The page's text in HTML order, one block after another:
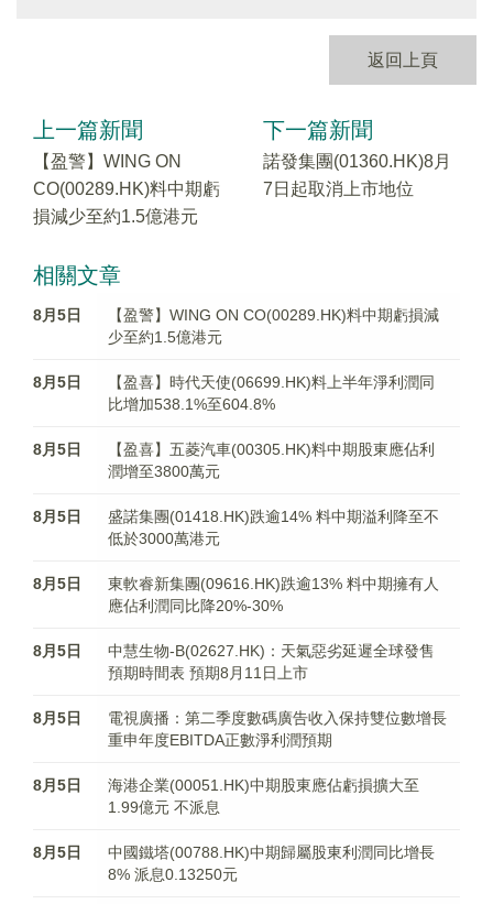
返回上頁
上一篇新聞
【盈警】WING ON
CO(00289.HK)料中期虧
損減少至約1.5億港元
下一篇新聞
諾發集團(01360.HK)8月
7日起取消上市地位
相關文章
8月5日
【盈警】WING ON CO(00289.HK)料中期虧損減
少至約1.5億港元
8月5日
【盈喜】時代天使(06699.HK)料上半年淨利潤同
比增加538.1%至604.8%
8月5日
【盈喜】五菱汽車(00305.HK)料中期股東應佔利
潤增至3800萬元
8月5日
盛諾集團(01418.HK)跌逾14% 料中期溢利降至不
低於3000萬港元
8月5日
東軟睿新集團(09616.HK)跌逾13% 料中期擁有人
應佔利潤同比降20%-30%
8月5日
中慧生物-B(02627.HK)：天氣惡劣延遲全球發售
預期時間表 預期8月11日上市
8月5日
電視廣播：第二季度數碼廣告收入保持雙位數增長
重申年度EBITDA正數淨利潤預期
8月5日
海港企業(00051.HK)中期股東應佔虧損擴大至
1.99億元 不派息
8月5日
中國鐵塔(00788.HK)中期歸屬股東利潤同比增長
8% 派息0.13250元